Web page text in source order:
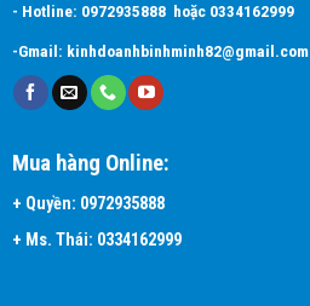
đến tận những nơi xa.
- Hotline: 0972935888hoặc 0334162999
-Gmail: kinhdoanhbinhminh82@gmail.com
Mua hàng Online:
+ Quyền: 0972935888
+ Ms. Thái: 0334162999